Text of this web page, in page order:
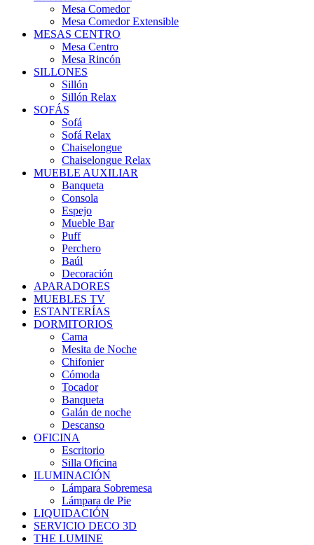
Mesa Comedor
Mesa Comedor Extensible
MESAS CENTRO
Mesa Centro
Mesa Rincón
SILLONES
Sillón
Sillón Relax
SOFÁS
Sofá
Sofá Relax
Chaiselongue
Chaiselongue Relax
MUEBLE AUXILIAR
Banqueta
Consola
Espejo
Mueble Bar
Puff
Perchero
Baúl
Decoración
APARADORES
MUEBLES TV
ESTANTERÍAS
DORMITORIOS
Cama
Mesita de Noche
Chifonier
Cómoda
Tocador
Banqueta
Galán de noche
Descanso
OFICINA
Escritorio
Silla Oficina
ILUMINACIÓN
Lámpara Sobremesa
Lámpara de Pie
LIQUIDACIÓN
SERVICIO DECO 3D
THE LUMINE